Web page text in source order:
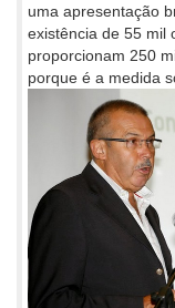
uma apresentação
existência de 55 mil
proporcionam 250
porque é a medida